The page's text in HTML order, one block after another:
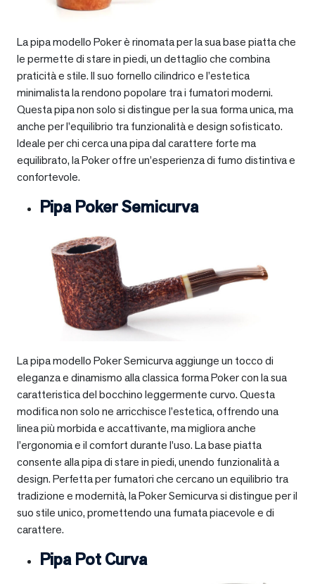
La pipa modello Poker è rinomata per la sua base piatta che
le permette di stare in piedi, un dettaglio che combina
praticità e stile. Il suo fornello cilindrico e l’estetica
minimalista la rendono popolare tra i fumatori moderni.
Questa pipa non solo si distingue per la sua forma unica, ma
anche per l’equilibrio tra funzionalità e design sofisticato.
Ideale per chi cerca una pipa dal carattere forte ma
equilibrato, la Poker offre un’esperienza di fumo distintiva e
confortevole.
Pipa Poker Semicurva
La pipa modello Poker Semicurva aggiunge un tocco di
eleganza e dinamismo alla classica forma Poker con la sua
caratteristica del bocchino leggermente curvo. Questa
modifica non solo ne arricchisce l’estetica, offrendo una
linea più morbida e accattivante, ma migliora anche
l’ergonomia e il comfort durante l’uso. La base piatta
consente alla pipa di stare in piedi, unendo funzionalità a
design. Perfetta per fumatori che cercano un equilibrio tra
tradizione e modernità, la Poker Semicurva si distingue per il
suo stile unico, promettendo una fumata piacevole e di
carattere.
Pipa Pot Curva